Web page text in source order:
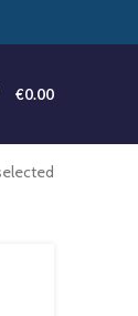
€0.00